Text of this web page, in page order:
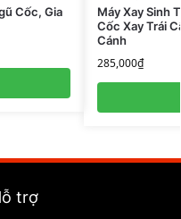
Cốc, Gia
Máy Xay Sinh
Cốc Xay Trái
Cánh
285,000₫
trợ